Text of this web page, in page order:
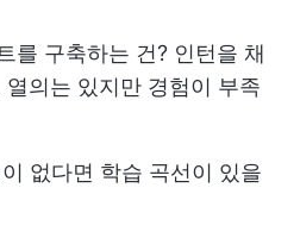
를 구축하는 건? 인턴을 채
의는 있지만 경험이 부족
없다면 학습 곡선이 있을